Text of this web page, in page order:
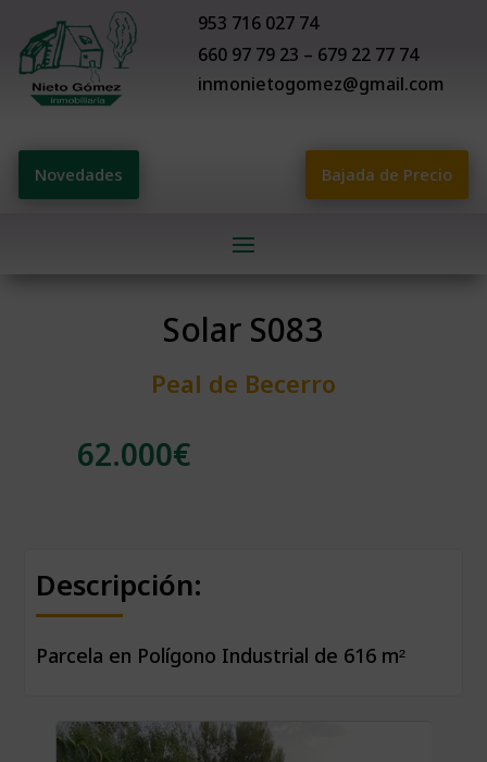
953 716 027 74
660 97 79 23 – 679 22 77 74
inmonietogomez@gmail.com
Novedades Bajada de Precio
Solar S083
Peal de Becerro
62.000€
Descripción:
Parcela en Polígono Industrial de 616 m²